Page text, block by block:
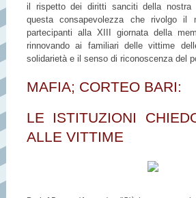
il rispetto dei diritti sanciti della nostra
questa consapevolezza che rivolgo
partecipanti alla XIII giornata della
rinnovando ai familiari delle vittime
solidarietà e il senso di riconoscenza del
MAFIA; CORTEO BARI:
LE ISTITUZIONI
ALLE VITTIME